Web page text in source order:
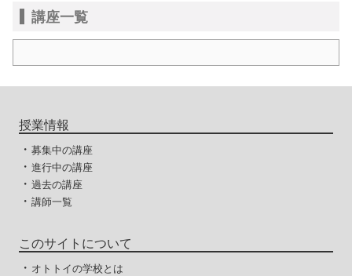
講座一覧
授業情報
・ 募集中の講座
・ 進行中の講座
・ 過去の講座
・ 講師一覧
このサイトについて
・ オトトイの学校とは